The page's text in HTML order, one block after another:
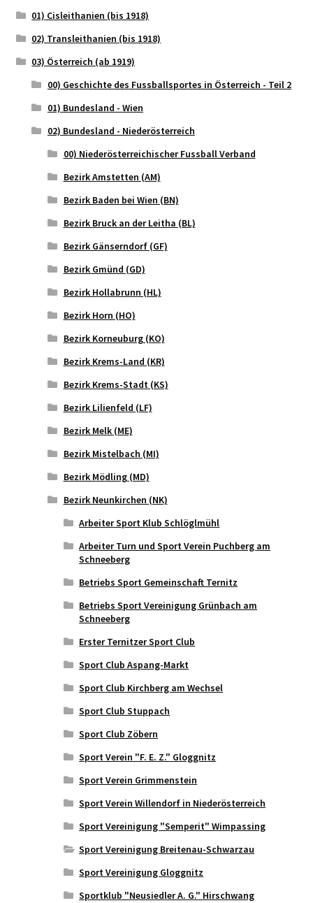
01) Cisleithanien (bis 1918)
02) Transleithanien (bis 1918)
03) Österreich (ab 1919)
00) Geschichte des Fussballsportes in Österreich - Teil 2
01) Bundesland - Wien
02) Bundesland - Niederösterreich
00) Niederösterreichischer Fussball Verband
Bezirk Amstetten (AM)
Bezirk Baden bei Wien (BN)
Bezirk Bruck an der Leitha (BL)
Bezirk Gänserndorf (GF)
Bezirk Gmünd (GD)
Bezirk Hollabrunn (HL)
Bezirk Horn (HO)
Bezirk Korneuburg (KO)
Bezirk Krems-Land (KR)
Bezirk Krems-Stadt (KS)
Bezirk Lilienfeld (LF)
Bezirk Melk (ME)
Bezirk Mistelbach (MI)
Bezirk Mödling (MD)
Bezirk Neunkirchen (NK)
Arbeiter Sport Klub Schlöglmühl
Arbeiter Turn und Sport Verein Puchberg am
Schneeberg
Betriebs Sport Gemeinschaft Ternitz
Betriebs Sport Vereinigung Grünbach am
Schneeberg
Erster Ternitzer Sport Club
Sport Club Aspang-Markt
Sport Club Kirchberg am Wechsel
Sport Club Stuppach
Sport Club Zöbern
Sport Verein "F. E. Z." Gloggnitz
Sport Verein Grimmenstein
Sport Verein Willendorf in Niederösterreich
Sport Vereinigung "Semperit" Wimpassing
Sport Vereinigung Breitenau-Schwarzau
Sport Vereinigung Gloggnitz
Sportklub "Neusiedler A. G." Hirschwang